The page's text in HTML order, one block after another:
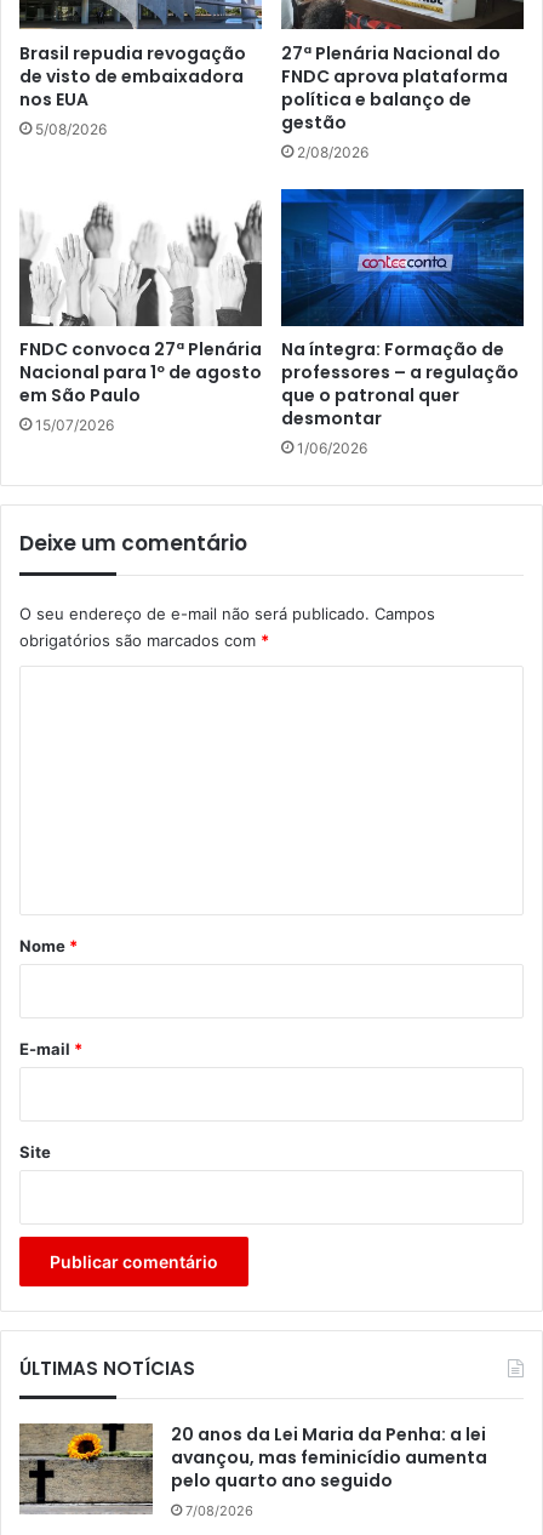
Brasil repudia revogação
de visto de embaixadora
nos EUA
5/08/2026
27ª Plenária Nacional do
FNDC aprova plataforma
política e balanço de
gestão
2/08/2026
FNDC convoca 27ª Plenária
Nacional para 1º de agosto
em São Paulo
15/07/2026
Na íntegra: Formação de
professores – a regulação
que o patronal quer
desmontar
1/06/2026
Deixe um comentário
O seu endereço de e-mail não será publicado. Campos
obrigatórios são marcados com *
r
*
Nome *
E-mail *
Site
ÚLTIMAS NOTÍCIAS
20 anos da Lei Maria da Penha: a lei
avançou, mas feminicídio aumenta
pelo quarto ano seguido
7/08/2026